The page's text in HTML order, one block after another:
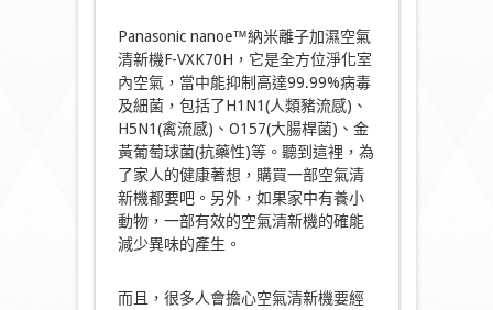
Panasonic nanoe™納米離子加濕空氣
清新機F-VXK70H，它是全方位淨化室
內空氣，當中能抑制高達99.99%病毒
及細菌，包括了H1N1(人類豬流感)、
H5N1(禽流感)、O157(大腸桿菌)、金
黃葡萄球菌(抗藥性)等。聽到這裡，為
了家人的健康著想，購買一部空氣清
新機都要吧。另外，如果家中有養小
動物，一部有效的空氣清新機的確能
減少異味的產生。
而且，很多人會擔心空氣清新機要經